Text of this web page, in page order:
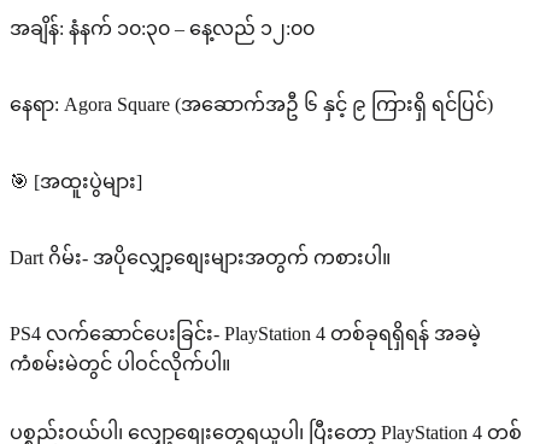
အချိန်: နံနက် ၁၀:၃၀ – နေ့လည် ၁၂:၀၀
နေရာ: Agora Square (အဆောက်အဦ ၆ နှင့် ၉ ကြားရှိ ရင်ပြင်)
🎯 [အထူးပွဲများ]
Dart ဂိမ်း- အပိုလျှော့စျေးများအတွက် ကစားပါ။
PS4 လက်ဆောင်ပေးခြင်း- PlayStation 4 တစ်ခုရရှိရန် အခမဲ့
ကံစမ်းမဲတွင် ပါဝင်လိုက်ပါ။
ပစ္စည်းဝယ်ပါ၊ လျှော့စျေးတွေရယူပါ၊ ပြီးတော့ PlayStation 4 တစ်